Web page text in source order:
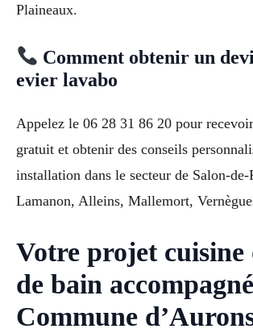
Plaineaux.
Comment obtenir un
evier lavabo
Appelez le 06 28 31 86 20 pour
gratuit et obtenir des conseils
installation dans le secteur de Salon-de-
Lamanon, Alleins, Mallemort,
Votre projet cuisine
de bain accompagné
Commune